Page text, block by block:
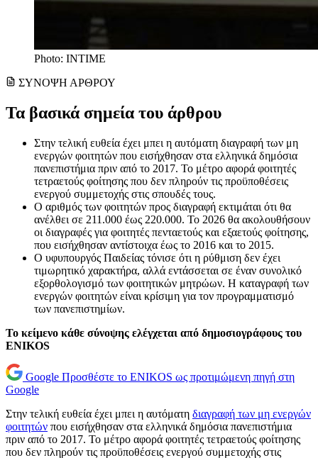
Photo: INTIME
ΣΥΝΟΨΗ ΑΡΘΡΟΥ
Τα βασικά σημεία του άρθρου
Στην τελική ευθεία έχει μπει η αυτόματη διαγραφή των μη
ενεργών φοιτητών που εισήχθησαν στα ελληνικά δημόσια
πανεπιστήμια πριν από το 2017. Το μέτρο αφορά φοιτητές
τετραετούς φοίτησης που δεν πληρούν τις προϋποθέσεις
ενεργού συμμετοχής στις σπουδές τους.
Ο αριθμός των φοιτητών προς διαγραφή εκτιμάται ότι θα
ανέλθει σε 211.000 έως 220.000. Το 2026 θα ακολουθήσουν
οι διαγραφές για φοιτητές πενταετούς και εξαετούς φοίτησης,
που εισήχθησαν αντίστοιχα έως το 2016 και το 2015.
Ο υφυπουργός Παιδείας τόνισε ότι η ρύθμιση δεν έχει
τιμωρητικό χαρακτήρα, αλλά εντάσσεται σε έναν συνολικό
εξορθολογισμό των φοιτητικών μητρώων. Η καταγραφή των
ενεργών φοιτητών είναι κρίσιμη για τον προγραμματισμό
των πανεπιστημίων.
Το κείμενο κάθε σύνοψης ελέγχεται από δημοσιογράφους του
ENIKOS
Google Προσθέστε το ENIKOS ως προτιμώμενη πηγή στη
Google
Στην τελική ευθεία έχει μπει η αυτόματη διαγραφή των μη ενεργών
φοιτητών που εισήχθησαν στα ελληνικά δημόσια πανεπιστήμια
πριν από το 2017. Το μέτρο αφορά φοιτητές τετραετούς φοίτησης
που δεν πληρούν τις προϋποθέσεις ενεργού συμμετοχής στις